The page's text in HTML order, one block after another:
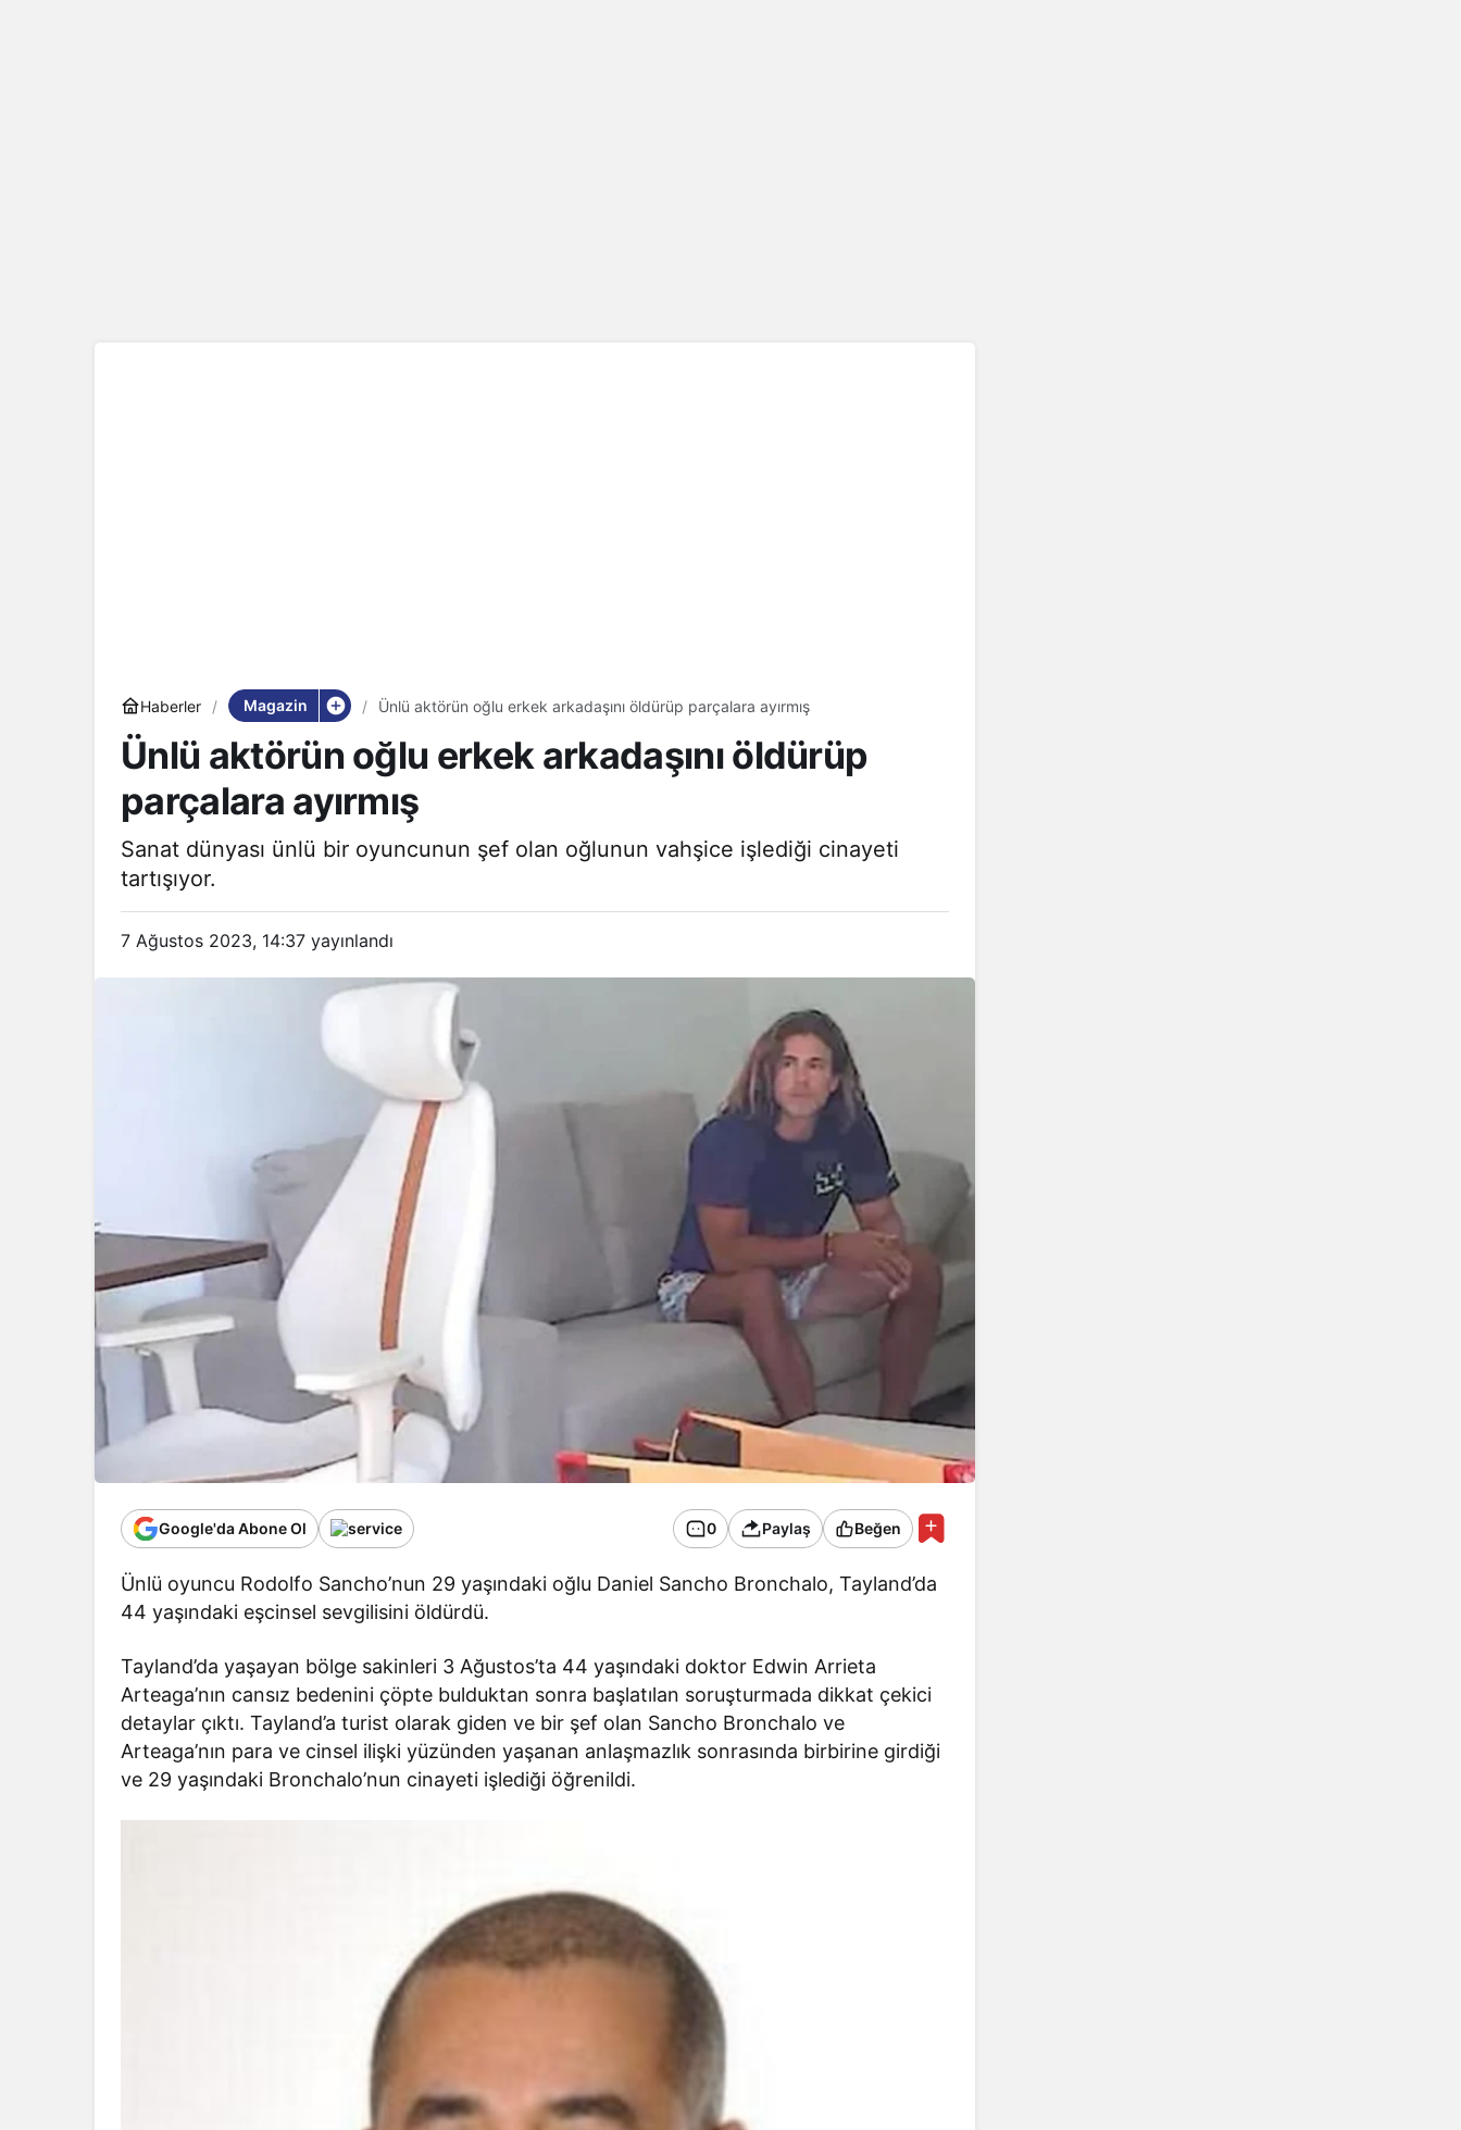
Haberler Magazin Ünlü aktörün oğlu erkek arkadaşını öldürüp parçalara ayırmış
Ünlü aktörün oğlu erkek arkadaşını öldürüp
parçalara ayırmış
Sanat dünyası ünlü bir oyuncunun şef olan oğlunun vahşice işlediği cinayeti
tartışıyor.
7 Ağustos 2023, 14:37 yayınlandı
Google'da Abone Ol 0 Paylaş Beğen
Ünlü oyuncu Rodolfo Sancho’nun 29 yaşındaki oğlu Daniel Sancho Bronchalo, Tayland’da
44 yaşındaki eşcinsel sevgilisini öldürdü.
Tayland’da yaşayan bölge sakinleri 3 Ağustos’ta 44 yaşındaki doktor Edwin Arrieta
Arteaga’nın cansız bedenini çöpte bulduktan sonra başlatılan soruşturmada dikkat çekici
detaylar çıktı. Tayland’a turist olarak giden ve bir şef olan Sancho Bronchalo ve
Arteaga’nın para ve cinsel ilişki yüzünden yaşanan anlaşmazlık sonrasında birbirine girdiği
ve 29 yaşındaki Bronchalo’nun cinayeti işlediği öğrenildi.